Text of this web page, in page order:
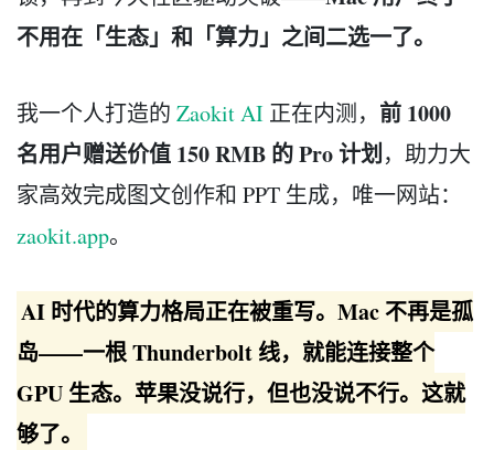
不用在「生态」和「算力」之间二选一了。
我一个人打造的 Zaokit AI 正在内测， 前 1000
名用户赠送价值 150 RMB 的 Pro 计划 ，助力大
家高效完成图文创作和 PPT 生成，唯一网站：
zaokit.app。
AI 时代的算力格局正在被重写。Mac 不再是孤
岛——一根 Thunderbolt 线，就能连接整个
GPU 生态。苹果没说行，但也没说不行。这就
够了。